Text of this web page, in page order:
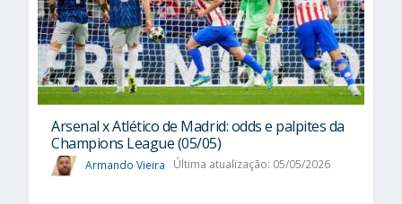
Arsenal x Atlético de Madrid: odds e palpites da
Champions League (05/05)
Armando Vieira Última atualização: 05/05/2026